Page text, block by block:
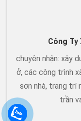
Công Ty
chuyên nhận: xây
ở, các công trình
sơn nhà, trang trí
trần